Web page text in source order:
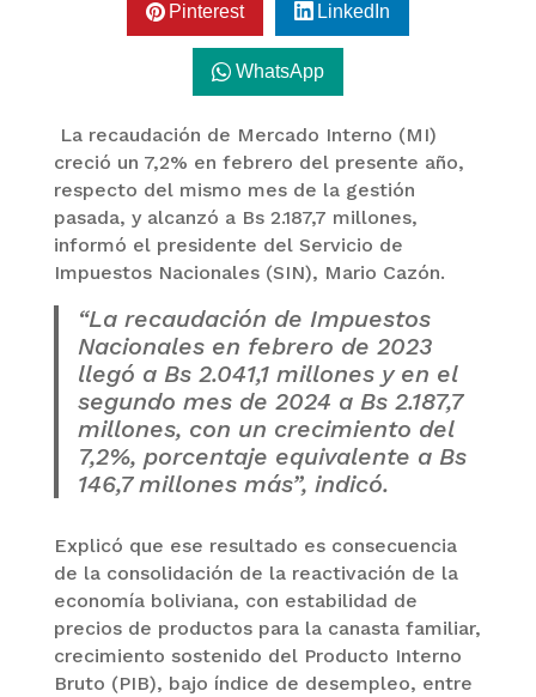
Pinterest LinkedIn
WhatsApp
La recaudación de Mercado Interno (MI)
creció un 7,2% en febrero del presente año,
respecto del mismo mes de la gestión
pasada, y alcanzó a Bs 2.187,7 millones,
informó el presidente del Servicio de
Impuestos Nacionales (SIN), Mario Cazón.
“La recaudación de Impuestos
Nacionales en febrero de 2023
llegó a Bs 2.041,1 millones y en el
segundo mes de 2024 a Bs 2.187,7
millones, con un crecimiento del
7,2%, porcentaje equivalente a Bs
146,7 millones más”, indicó.
Explicó que ese resultado es consecuencia
de la consolidación de la reactivación de la
economía boliviana, con estabilidad de
precios de productos para la canasta familiar,
crecimiento sostenido del Producto Interno
Bruto (PIB), bajo índice de desempleo, entre